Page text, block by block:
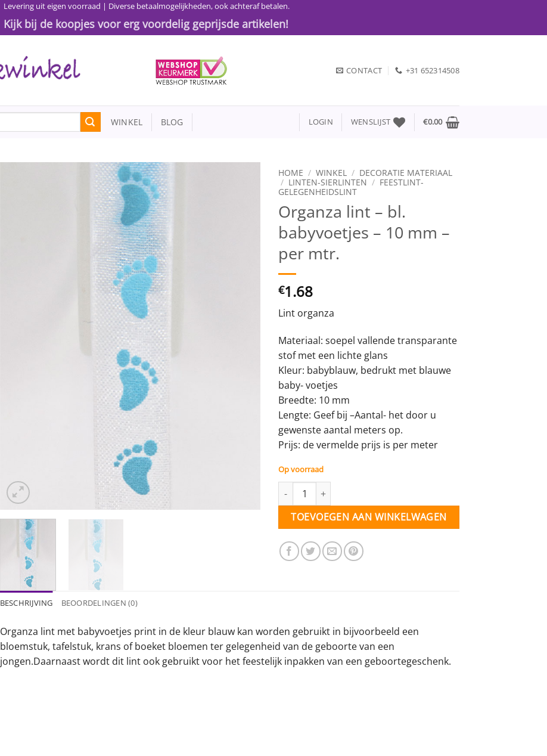
Levering uit eigen voorraad | Diverse betaalmogelijkheden, ook achteraf betalen.
Kijk bij de koopjes voor erg voordelig geprijsde artikelen!
CONTACT +31 652314508
WINKEL BLOG LOGIN WENSLIJST €0.00
HOME / WINKEL / DECORATIE MATERIAAL
/ LINTEN-SIERLINTEN / FEESTLINT-
GELEGENHEIDSLINT
Organza lint – bl.
babyvoetjes – 10 mm –
per mtr.
€1.68
Lint organza
Materiaal: soepel vallende transparante
stof met een lichte glans
Kleur: babyblauw, bedrukt met blauwe
baby- voetjes
Breedte: 10 mm
Lengte: Geef bij –Aantal- het door u
gewenste aantal meters op.
Prijs: de vermelde prijs is per meter
Op voorraad
Organza lint - bl. babyvoetjes - 10 mm - per mtr. aantal
TOEVOEGEN AAN WINKELWAGEN
BESCHRIJVING BEOORDELINGEN (0)
Organza lint met babyvoetjes print in de kleur blauw kan worden gebruikt in bijvoorbeeld een
bloemstuk, tafelstuk, krans of boeket bloemen ter gelegenheid van de geboorte van een
jongen.Daarnaast wordt dit lint ook gebruikt voor het feestelijk inpakken van een geboortegeschenk.